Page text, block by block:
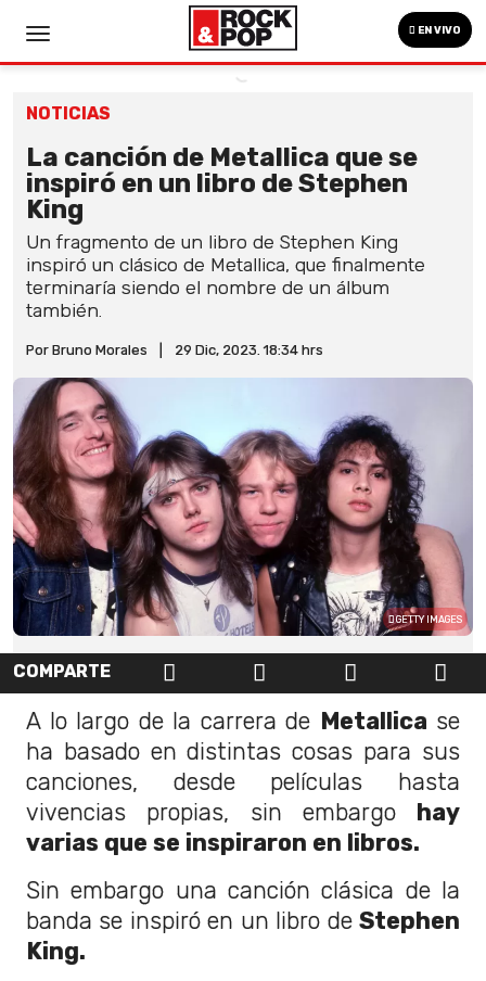
EN VIVO
NOTICIAS
La canción de Metallica que se
inspiró en un libro de Stephen
King
Un fragmento de un libro de Stephen King
inspiró un clásico de Metallica, que finalmente
terminaría siendo el nombre de un álbum
también.
Por Bruno Morales 29 Dic, 2023. 18:34 hrs
GETTY IMAGES
COMPARTE
A lo largo de la carrera de Metallica se
ha basado en distintas cosas para sus
canciones, desde películas hasta
vivencias propias, sin embargo hay
varias que se inspiraron en libros.
Sin embargo una canción clásica de la
banda se inspiró en un libro de Stephen
King.